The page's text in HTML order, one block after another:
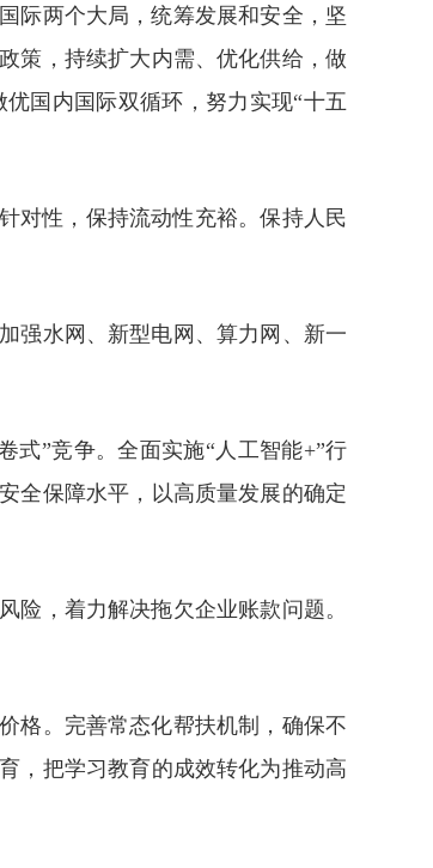
际两个大局，统筹发展和安全，坚
策，持续扩大内需、优化供给，做
国内国际双循环，努力实现“十五
对性，保持流动性充裕。保持人民
强水网、新型电网、算力网、新一
式”竞争。全面实施“人工智能+”行
全保障水平，以高质量发展的确定
，着力解决拖欠企业账款问题。
格。完善常态化帮扶机制，确保不
，把学习教育的成效转化为推动高